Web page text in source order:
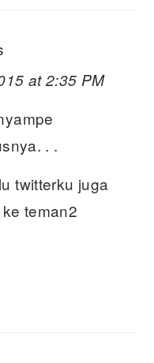
at 2:35 PM
. .
twitterku juga
teman2